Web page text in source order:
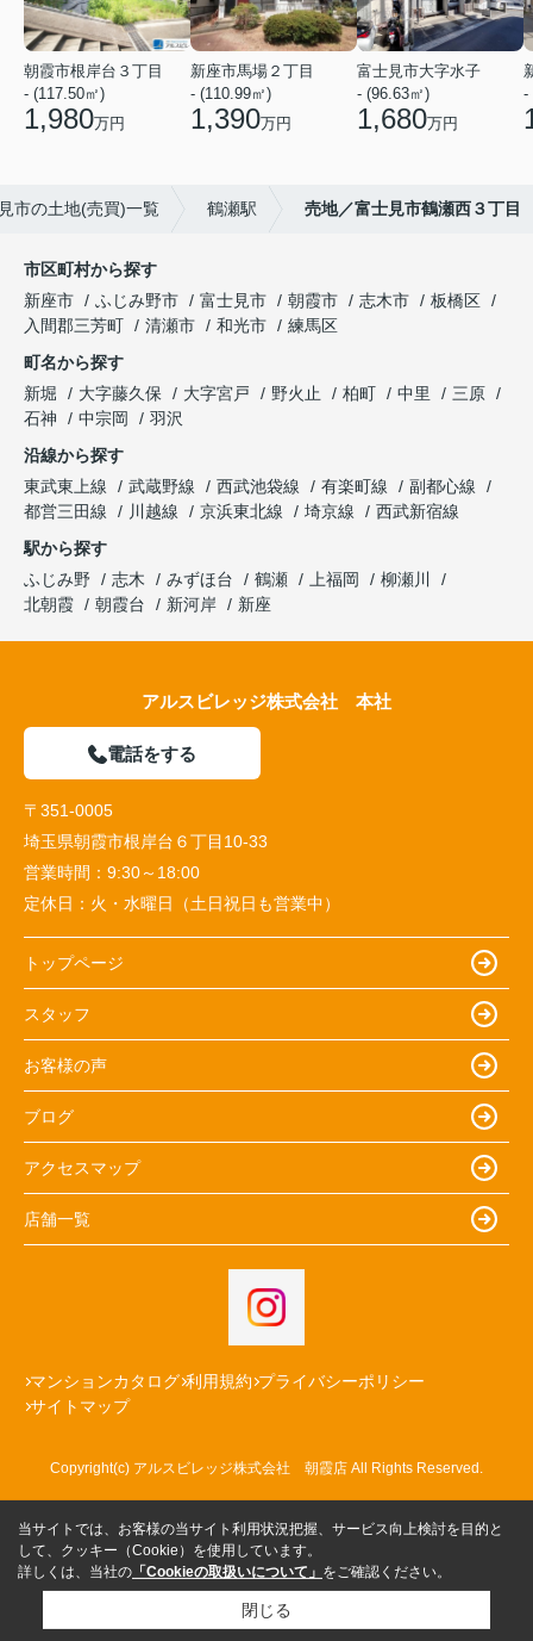
朝霞市根岸台３丁目
- (117.50㎡)
1,980万円
新座市馬場２丁目
- (110.99㎡)
1,390万円
富士見市大字水子
- (96.63㎡)
1,680万円
-
市の土地(売買)一覧 鶴瀬駅 売地／富士見市鶴瀬西３丁目
市区町村から探す
新座市
ふじみ野市 富士見市 朝霞市 志木市
板橋区
入間郡三芳町
清瀬市 和光市
練馬区
町名から探す
新堀
大字藤久保 大字宮戸 野火止 柏町 中里
三原
石神
中宗岡
羽沢
沿線から探す
東武東上線
武蔵野線 西武池袋線 有楽町線
副都心線
都営三田線
川越線 京浜東北線 埼京線
西武新宿線
駅から探す
ふじみ野
志木 みずほ台 鶴瀬 上福岡
柳瀬川
北朝霞
朝霞台 新河岸 新座
アルスビレッジ株式会社 本社
電話をする
〒351-0005
埼玉県朝霞市根岸台６丁目10-33
営業時間： 9:30～18:00
定休日： 火・水曜日（土日祝日も営業中）
トップページ
スタッフ
お客様の声
ブログ
アクセスマップ
店舗一覧
マンションカタログ 利用規約 プライバシーポリシー
サイトマップ
Copyright(c) アルスビレッジ株式会社 朝霞店 All Rights Reserved.
当サイトでは、お客様の当サイト利用状況把握、サービス向上検討を目的と
して、クッキー（Cookie）を使用しています。
詳しくは、当社の 「Cookieの取扱いについて」 をご確認ください。
閉じる